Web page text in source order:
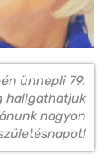
ünnepli 79.
hallgathatjuk
nagyon